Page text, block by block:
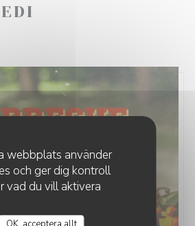
webbplats använder
och ger dig kontroll
vad du vill aktivera